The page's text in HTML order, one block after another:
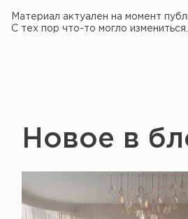
Материал актуален на момент
С тех пор что-то могло измениться.
Новое в